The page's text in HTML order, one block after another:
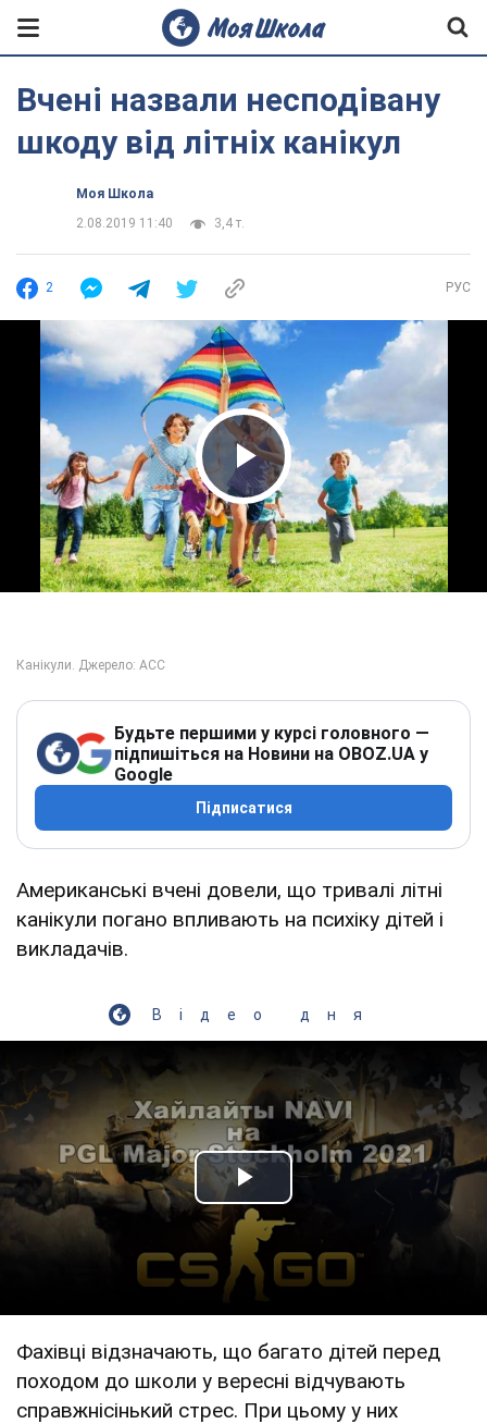
Вчені назвали несподівану
шкоду від літніх канікул
Моя Школа
2.08.2019 11:40
3,4 т.
2 РУС
Play Video
Будьте першими у курсі головного —
підпишіться на Новини на OBOZ.UA у
Google
Підписатися
Американські вчені довели, що тривалі літні
канікули погано впливають на психіку дітей і
викладачів.
Відео дня
Play Video
Фахівці відзначають, що багато дітей перед
походом до школи у вересні відчувають
справжнісінький стрес. При цьому у них